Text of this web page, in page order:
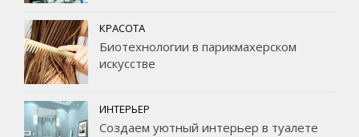
КРАСОТА
Биотехнологии в парикмахерском
искусстве
ИНТЕРЬЕР
Создаем уютный интерьер в туалете